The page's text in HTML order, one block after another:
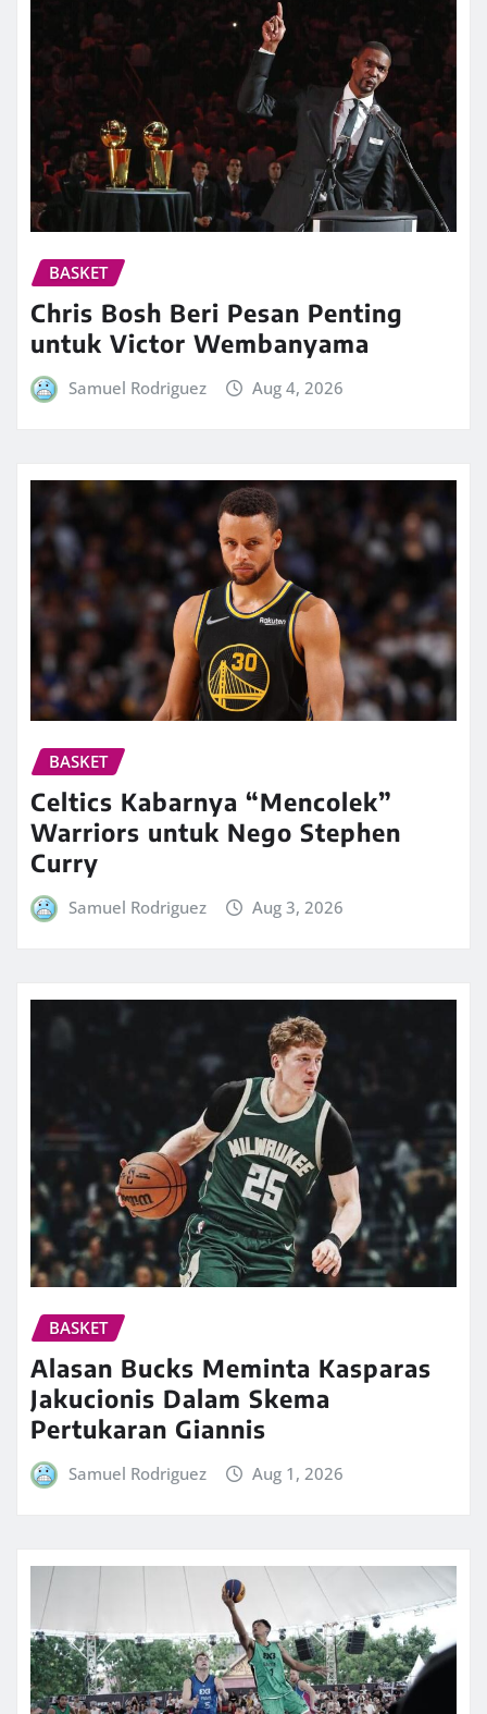
BASKET
Chris Bosh Beri Pesan Penting
untuk Victor Wembanyama
Samuel Rodriguez Aug 4, 2026
BASKET
Celtics Kabarnya “Mencolek”
Warriors untuk Nego Stephen
Curry
Samuel Rodriguez Aug 3, 2026
BASKET
Alasan Bucks Meminta Kasparas
Jakucionis Dalam Skema
Pertukaran Giannis
Samuel Rodriguez Aug 1, 2026